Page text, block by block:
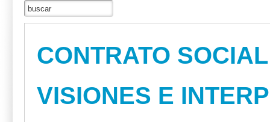
CONTRATO
VISIONES E